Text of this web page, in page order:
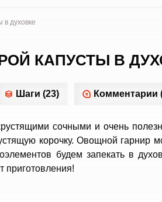
в духовке
КАПУСТЫ В
Шаги (23) Комментарии
сочными и очень
корочку. Овощной гарнир
будем запекать в
приготовления!